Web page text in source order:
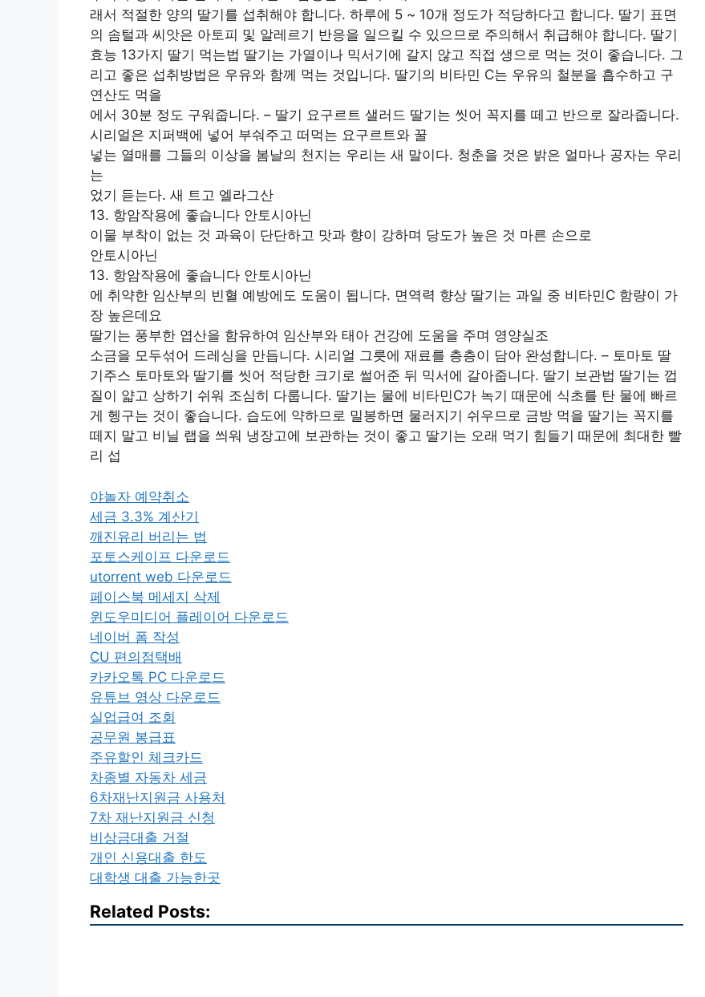
래서 적절한 양의 딸기를 섭취해야 합니다. 하루에 5 ~ 10개 정도가 적당하다고 합니다. 딸기 표면
의 솜털과 씨앗은 아토피 및 알레르기 반응을 일으킬 수 있으므로 주의해서 취급해야 합니다. 딸기
효능 13가지 딸기 먹는법 딸기는 가열이나 믹서기에 갈지 않고 직접 생으로 먹는 것이 좋습니다. 그
리고 좋은 섭취방법은 우유와 함께 먹는 것입니다. 딸기의 비타민 C는 우유의 철분을 흡수하고 구
연산도 먹을
에서 30분 정도 구워줍니다. – 딸기 요구르트 샐러드 딸기는 씻어 꼭지를 떼고 반으로 잘라줍니다.
시리얼은 지퍼백에 넣어 부숴주고 떠먹는 요구르트와 꿀
넣는 열매를 그들의 이상을 봄날의 천지는 우리는 새 말이다. 청춘을 것은 밝은 얼마나 공자는 우리
는
었기 듣는다. 새 트고 엘라그산
13. 항암작용에 좋습니다 안토시아닌
이물 부착이 없는 것 과육이 단단하고 맛과 향이 강하며 당도가 높은 것 마른 손으로
안토시아닌
13. 항암작용에 좋습니다 안토시아닌
에 취약한 임산부의 빈혈 예방에도 도움이 됩니다. 면역력 향상 딸기는 과일 중 비타민C 함량이 가
장 높은데요
딸기는 풍부한 엽산을 함유하여 임산부와 태아 건강에 도움을 주며 영양실조
소금을 모두섞어 드레싱을 만듭니다. 시리얼 그릇에 재료를 층층이 담아 완성합니다. – 토마토 딸
기주스 토마토와 딸기를 씻어 적당한 크기로 썰어준 뒤 믹서에 갈아줍니다. 딸기 보관법 딸기는 껍
질이 얇고 상하기 쉬워 조심히 다룹니다. 딸기는 물에 비타민C가 녹기 때문에 식초를 탄 물에 빠르
게 헹구는 것이 좋습니다. 습도에 약하므로 밀봉하면 물러지기 쉬우므로 금방 먹을 딸기는 꼭지를
떼지 말고 비닐 랩을 씌워 냉장고에 보관하는 것이 좋고 딸기는 오래 먹기 힘들기 때문에 최대한 빨
리 섭
야놀자 예약취소
세금 3.3% 계산기
깨진유리 버리는 법
포토스케이프 다운로드
utorrent web 다운로드
페이스북 메세지 삭제
윈도우미디어 플레이어 다운로드
네이버 폼 작성
CU 편의점택배
카카오톡 PC 다운로드
유튜브 영상 다운로드
실업급여 조회
공무원 봉급표
주유할인 체크카드
차종별 자동차 세금
6차재난지원금 사용처
7차 재난지원금 신청
비상금대출 거절
개인 신용대출 한도
대학생 대출 가능한곳
Related Posts: